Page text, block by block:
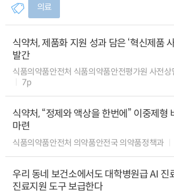
의료
식약처, 제품화 지원 성과 담은 ‘혁신제품
발간
식품의약품안전처 식품의약품안전평가원 사전상
7p
식약처, “정제와 액상을 한번에” 이중제형
마련
식품의약품안전처 의약품안전국 의약품정책과
우리 동네 보건소에서도 대학병원급 AI 진
진료지원 도구 보급한다